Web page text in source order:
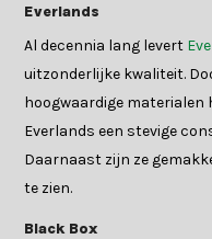
Everlands
Al decennia lang levert
uitzonderlijke kwaliteit.
hoogwaardige materialen
Everlands een stevige
Daarnaast zijn ze
te zien.
Black Box